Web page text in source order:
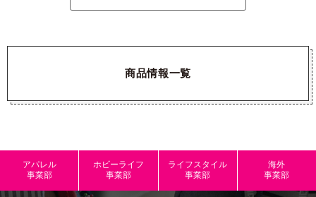
商品情報一覧
アパレル
事業部
ホビーライフ
事業部
ライフスタイル
事業部
海外
事業部